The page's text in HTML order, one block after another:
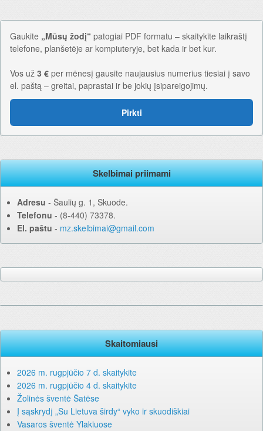
Gaukite „Mūsų žodį“ patogiai PDF formatu – skaitykite laikraštį
telefone, planšetėje ar kompiuteryje, bet kada ir bet kur.
Vos už 3 € per mėnesį gausite naujausius numerius tiesiai į savo
el. paštą – greitai, paprastai ir be jokių įsipareigojimų.
Pirkti
Skelbimai priimami
Adresu ‐ Šaulių g. 1, Skuode.
Telefonu ‐ (8-440) 73378.
El. paštu ‐ mz.skelbimai@gmail.com
Skaitomiausi
2026 m. rugpjūčio 7 d. skaitykite
2026 m. rugpjūčio 4 d. skaitykite
Žolinės šventė Šatėse
Į sąskrydį „Su Lietuva širdy“ vyko ir skuodiškiai
Vasaros šventė Ylakiuose